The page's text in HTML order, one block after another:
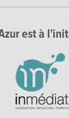
est à